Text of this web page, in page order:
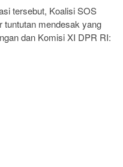
tersebut, Koalisi SOS
mendesak yang
dan Komisi XI DPR RI: